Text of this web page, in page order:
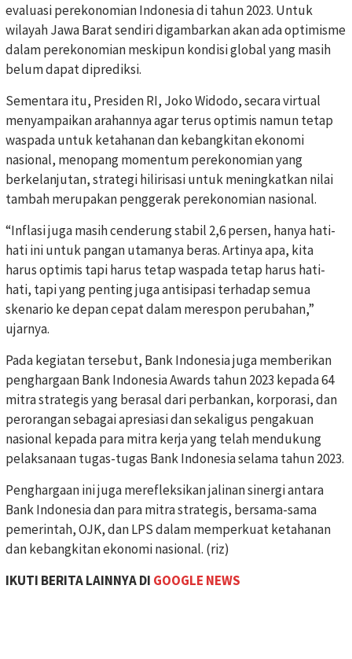
evaluasi perekonomian Indonesia di tahun 2023. Untuk
wilayah Jawa Barat sendiri digambarkan akan ada optimisme
dalam perekonomian meskipun kondisi global yang masih
belum dapat diprediksi.
Sementara itu, Presiden RI, Joko Widodo, secara virtual
menyampaikan arahannya agar terus optimis namun tetap
waspada untuk ketahanan dan kebangkitan ekonomi
nasional, menopang momentum perekonomian yang
berkelanjutan, strategi hilirisasi untuk meningkatkan nilai
tambah merupakan penggerak perekonomian nasional.
“Inflasi juga masih cenderung stabil 2,6 persen, hanya hati-
hati ini untuk pangan utamanya beras. Artinya apa, kita
harus optimis tapi harus tetap waspada tetap harus hati-
hati, tapi yang penting juga antisipasi terhadap semua
skenario ke depan cepat dalam merespon perubahan,”
ujarnya.
Pada kegiatan tersebut, Bank Indonesia juga memberikan
penghargaan Bank Indonesia Awards tahun 2023 kepada 64
mitra strategis yang berasal dari perbankan, korporasi, dan
perorangan sebagai apresiasi dan sekaligus pengakuan
nasional kepada para mitra kerja yang telah mendukung
pelaksanaan tugas-tugas Bank Indonesia selama tahun 2023.
Penghargaan ini juga merefleksikan jalinan sinergi antara
Bank Indonesia dan para mitra strategis, bersama-sama
pemerintah, OJK, dan LPS dalam memperkuat ketahanan
dan kebangkitan ekonomi nasional. (riz)
IKUTI BERITA LAINNYA DI GOOGLE NEWS